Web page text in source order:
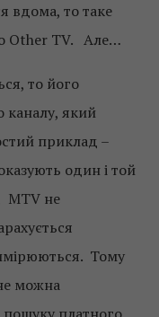
вдома, то таке
Other TV. Але…
то його
каналу, який
приклад –
один і той
МТV не
Тому
можна